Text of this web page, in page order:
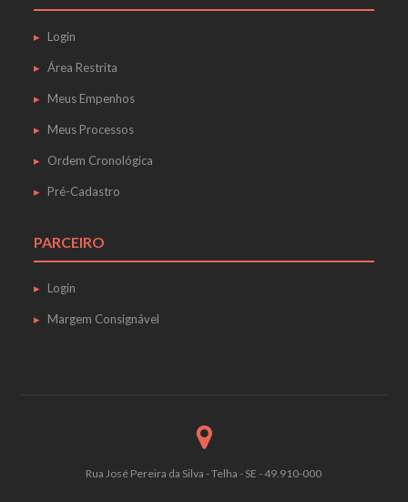
Login
Área Restrita
Meus Empenhos
Meus Processos
Ordem Cronológica
Pré-Cadastro
PARCEIRO
Login
Margem Consignável
Rua José Pereira da Silva - Telha - SE - 49.910-000